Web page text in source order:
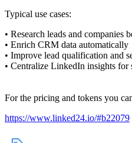
Typical use cases:
• Research leads and companies
• Enrich CRM data automatically
• Improve lead qualification and
• Centralize LinkedIn insights for
For the pricing and tokens you
https://www.linked24.io/#b22079